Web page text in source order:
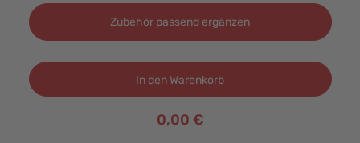
Zubehör passend ergänzen
In den Warenkorb
0,00 €